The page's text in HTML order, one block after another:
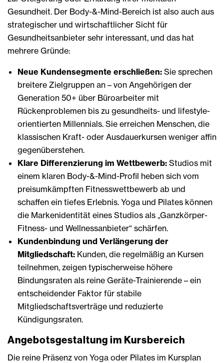
Gesundheit. Der Body-&-Mind-Bereich ist also auch aus
strategischer und wirtschaftlicher Sicht für
Gesundheitsanbieter sehr interessant, und das hat
mehrere Gründe:
Neue Kundensegmente erschließen: Sie sprechen
breitere Zielgruppen an – von Angehörigen der
Generation 50+ über Büroarbeiter mit
Rückenproblemen bis zu gesundheits- und lifestyle-
orientierten Millennials. Sie erreichen Menschen, die
klassischen Kraft- oder Ausdauerkursen weniger affin
gegenüberstehen.
Klare Differenzierung im Wettbewerb: Studios mit
einem klaren Body-&-Mind-Profil heben sich vom
preisumkämpften Fitnesswettbewerb ab und
schaffen ein tiefes Erlebnis. Yoga und Pilates können
die Markenidentität eines Studios als „Ganzkörper-
Fitness- und Wellnessanbieter“ schärfen.
Kundenbindung und Verlängerung der
Mitgliedschaft: Kunden, die regelmäßig an Kursen
teilnehmen, zeigen typischerweise höhere
Bindungsraten als reine Geräte-Trainierende – ein
entscheidender Faktor für stabile
Mitgliedschaftsverträge und reduzierte
Kündigungsraten.
Angebotsgestaltung im Kursbereich
Die reine Präsenz von Yoga oder Pilates im Kursplan